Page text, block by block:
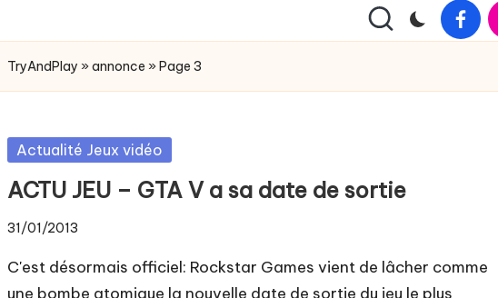
y
A
n
d
Pl
a
y.
TryAndPlay » annonce » Page 3
Posted
Actualité Jeux vidéo
ACTU JEU – GTA V a sa date de sortie
31/01/2013
C'est désormais officiel: Rockstar Games vient de lâcher comme
une bombe atomique la nouvelle date de sortie du jeu le plus